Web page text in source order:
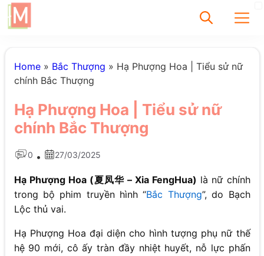
Home» Bắc Thượng » Hạ Phượng Hoa | Tiểu sử nữ
chính Bắc Thượng
Hạ Phượng Hoa | Tiểu sử nữ
chính Bắc Thượng
0 • 27/03/2025
Hạ Phượng Hoa (夏凤华 – Xia FengHua) là nữ chính
trong bộ phim truyền hình “Bắc Thượng”, do Bạch
Lộc thủ vai.
Hạ Phượng Hoa đại diện cho hình tượng phụ nữ thế
hệ 90 mới, cô ấy tràn đầy nhiệt huyết, nỗ lực phấn